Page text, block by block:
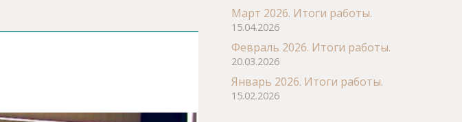
Март 2026. Итоги работы.
15.04.2026
Февраль 2026. Итоги работы.
20.03.2026
Январь 2026. Итоги работы.
15.02.2026